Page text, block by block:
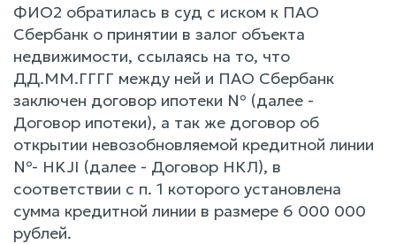
ФИО2 обратилась в суд с иском к ПАО
Сбербанк о принятии в залог объекта
недвижимости, ссылаясь на то, что
ДД.ММ.ГГГГ между ней и ПАО Сбербанк
заключен договор ипотеки № (далее -
Договор ипотеки), а так же договор об
открытии невозобновляемой кредитной линии
№- HKJI (далее - Договор HКЛ), в
соответствии с п. 1 которого установлена
сумма кредитной линии в размере 6 000 000
рублей.